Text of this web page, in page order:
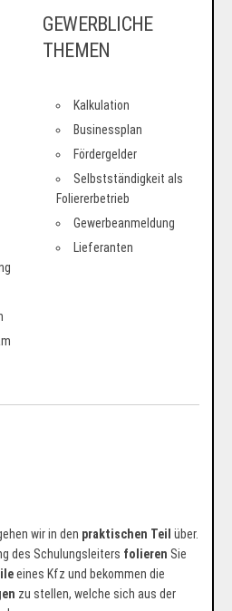
GEWERBLICHE
THEMEN
Kalkulation
Businessplan
Fördergelder
Selbstständigkeit als
Foliererbetrieb
Gewerbeanmeldung
Lieferanten
wir in den praktischen Teil über.
des Schulungsleiters folieren Sie
eines Kfz und bekommen die
zu stellen, welche sich aus der